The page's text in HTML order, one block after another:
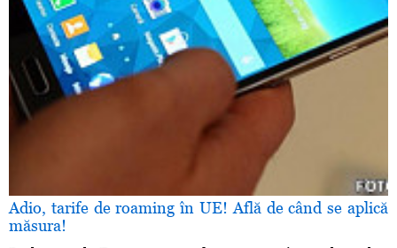
Adio, tarife de roaming în UE! Află de când se aplică
măsura!